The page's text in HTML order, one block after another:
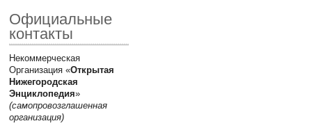
Официальные
контакты
Некоммерческая
Организация «Открытая
Нижегородская
Энциклопедия»
(самопровозглашенная
организация)